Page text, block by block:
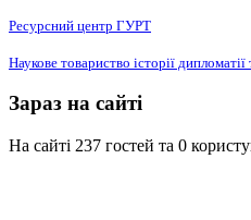
Ресурсний центр ГУРТ
Наукове товариство історії
Зараз на сайті
На сайті 237 гостей та 0